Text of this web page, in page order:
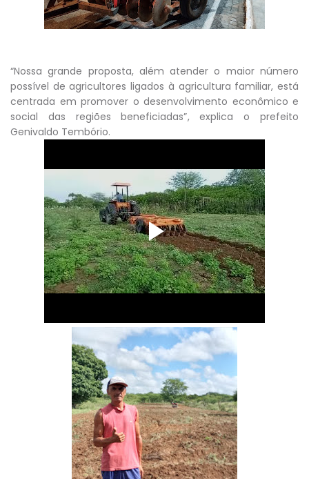
“Nossa grande proposta, além atender o maior número
possível de agricultores ligados à agricultura familiar, está
centrada em promover o desenvolvimento econômico e
social das regiões beneficiadas”, explica o prefeito
Genivaldo Tembório.